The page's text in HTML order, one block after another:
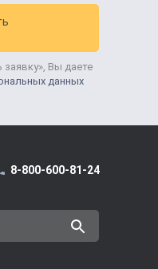
Вы даете
данных
8-800-600-81-24